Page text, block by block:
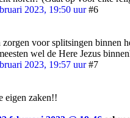
2023, 19:50 uur #6
voor splitsingen binnen
wel de Here Jezus
2023, 19:57 uur #7
eigen zaken!!